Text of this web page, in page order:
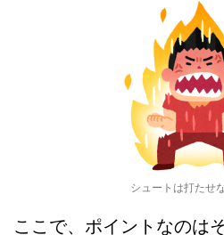
シュートは打たせ
ここで、ポイントなのは